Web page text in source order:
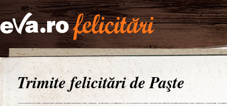
Trimite felicitări de Paşte